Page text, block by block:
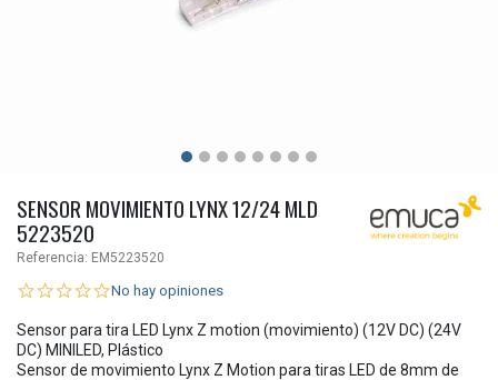
SENSOR MOVIMIENTO LYNX 12/24 MLD
5223520
Referencia: EM5223520
No hay opiniones
Sensor para tira LED Lynx Z motion (movimiento) (12V DC) (24V
DC) MINILED, Plástico
Sensor de movimiento Lynx Z Motion para tiras LED de 8mm de